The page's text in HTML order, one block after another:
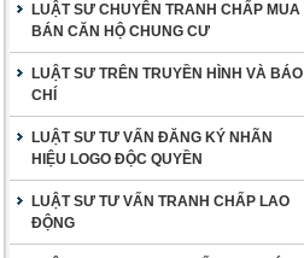
LUẬT SƯ CHUYÊN TRANH CHẤP MUA
BÁN CĂN HỘ CHUNG CƯ
LUẬT SƯ TRÊN TRUYỀN HÌNH VÀ BÁO
CHÍ
LUẬT SƯ TƯ VẤN ĐĂNG KÝ NHÃN
HIỆU LOGO ĐỘC QUYỀN
LUẬT SƯ TƯ VẤN TRANH CHẤP LAO
ĐỘNG